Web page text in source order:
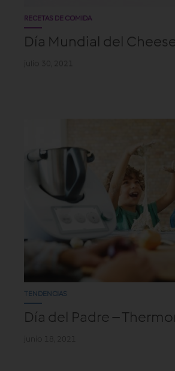
RECETAS DE COMIDA
Día Mundial del
TENDENCIAS
Día del Padre –